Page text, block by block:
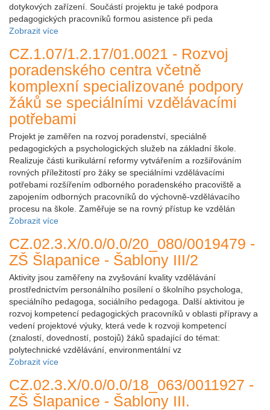
dotykových zařízení. Součástí projektu je také podpora
pedagogických pracovníků formou asistence při peda
Zobrazit více
CZ.1.07/1.2.17/01.0021 - Rozvoj
poradenského centra včetně
komplexní specializované podpory
žáků se speciálními vzdělávacími
potřebami
Projekt je zaměřen na rozvoj poradenství, speciálně
pedagogických a psychologických služeb na základní škole.
Realizuje části kurikulární reformy vytvářením a rozšiřováním
rovných příležitostí pro žáky se speciálními vzdělávacími
potřebami rozšířením odborného poradenského pracoviště a
zapojením odborných pracovníků do výchovně-vzdělávacího
procesu na škole. Zaměřuje se na rovný přístup ke vzdělán
Zobrazit více
CZ.02.3.X/0.0/0.0/20_080/0019479 -
ZŠ Šlapanice - Šablony III/2
Aktivity jsou zaměřeny na zvyšování kvality vzdělávání
prostřednictvím personálního posílení o školního psychologa,
speciálního pedagoga, sociálního pedagoga. Další aktivitou je
rozvoj kompetencí pedagogických pracovníků v oblasti přípravy a
vedení projektové výuky, která vede k rozvoji kompetencí
(znalostí, dovedností, postojů) žáků spadající do témat:
polytechnické vzdělávání, environmentální vz
Zobrazit více
CZ.02.3.X/0.0/0.0/18_063/0011927 -
ZŠ Šlapanice - Šablony III.